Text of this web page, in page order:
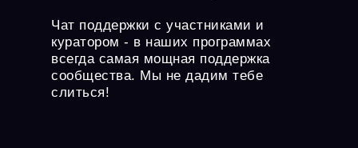
Чат поддержки с участниками и
куратором - в наших программах
всегда самая мощная поддержка
сообщества. Мы не дадим тебе
слиться!